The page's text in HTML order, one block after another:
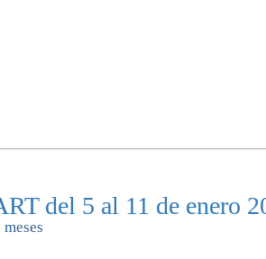
del 5 al 11 de enero